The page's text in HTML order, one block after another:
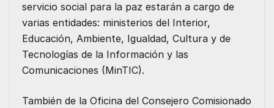
servicio social para la paz estarán a cargo de
varias entidades: ministerios del Interior,
Educación, Ambiente, Igualdad, Cultura y de
Tecnologías de la Información y las
Comunicaciones (MinTIC).
También de la Oficina del Consejero Comisionado